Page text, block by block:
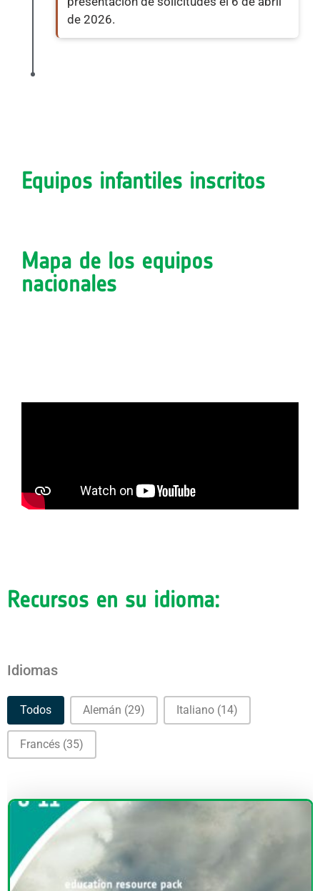
de 2026.
Equipos infantiles inscritos
Mapa de los equipos
nacionales
Recursos en su idioma:
Idiomas
Idiomas
Todos Alemán (29) Italiano (14)
Francés (35)